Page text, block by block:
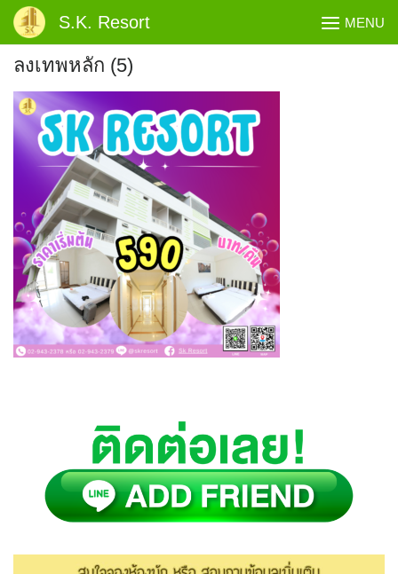
Skip
S.K. Resort MENU
ลงเทพหลัก (5)